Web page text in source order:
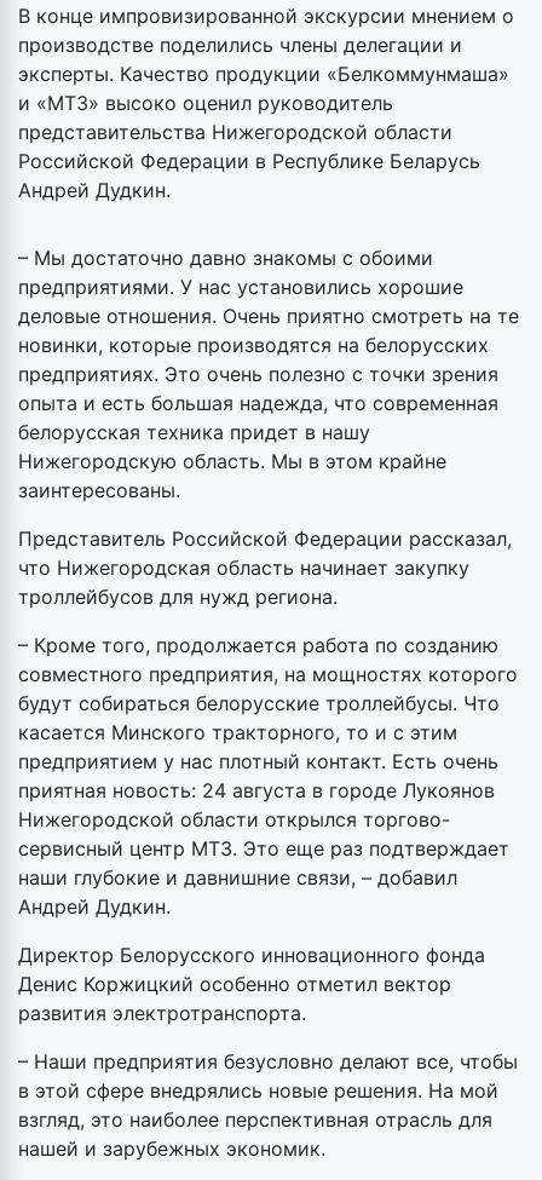
В конце импровизированной экскурсии мнением о
производстве поделились члены делегации и
эксперты. Качество продукции «Белкоммунмаша»
и «МТЗ» высоко оценил руководитель
представительства Нижегородской области
Российской Федерации в Республике Беларусь
Андрей Дудкин.
– Мы достаточно давно знакомы с обоими
предприятиями. У нас установились хорошие
деловые отношения. Очень приятно смотреть на те
новинки, которые производятся на белорусских
предприятиях. Это очень полезно с точки зрения
опыта и есть большая надежда, что современная
белорусская техника придет в нашу
Нижегородскую область. Мы в этом крайне
заинтересованы.
Представитель Российской Федерации рассказал,
что Нижегородская область начинает закупку
троллейбусов для нужд региона.
– Кроме того, продолжается работа по созданию
совместного предприятия, на мощностях которого
будут собираться белорусские троллейбусы. Что
касается Минского тракторного, то и с этим
предприятием у нас плотный контакт. Есть очень
приятная новость: 24 августа в городе Лукоянов
Нижегородской области открылся торгово-
сервисный центр МТЗ. Это еще раз подтверждает
наши глубокие и давнишние связи, – добавил
Андрей Дудкин.
Директор Белорусского инновационного фонда
Денис Коржицкий особенно отметил вектор
развития электротранспорта.
– Наши предприятия безусловно делают все, чтобы
в этой сфере внедрялись новые решения. На мой
взгляд, это наиболее перспективная отрасль для
нашей и зарубежных экономик.